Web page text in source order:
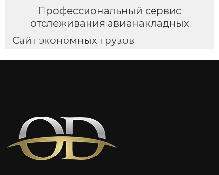
Профессиональный сервис
отслеживания авианакладных
Сайт экономных грузов